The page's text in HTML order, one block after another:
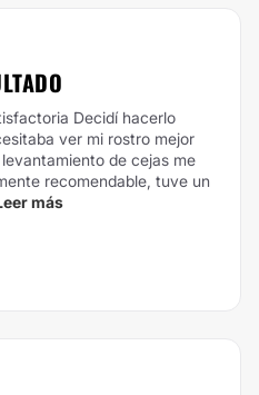
Decidí hacerlo
ver mi rostro mejor
de cejas me
recomendable, tuve un
más